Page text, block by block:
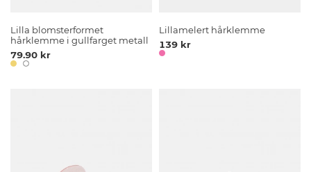
Lilla blomsterformet
hårklemme i gullfarget metall
79.90 kr
Lillamelert hårklemme
139 kr